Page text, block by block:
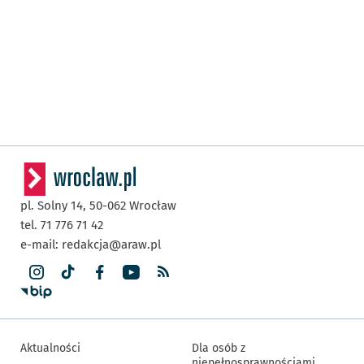
pl. Solny 14, 50-062 Wrocław
tel. 71 776 71 42
e-mail: redakcja@araw.pl
Aktualności
Dla osób z